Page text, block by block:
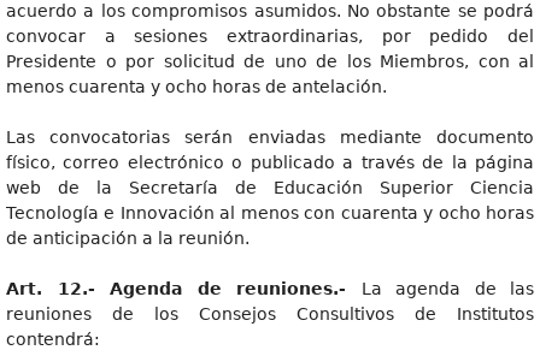
acuerdo a los compromisos asumidos. No obstante se podrá
convocar a sesiones extraordinarias, por pedido del
Presidente o por solicitud de uno de los Miembros, con al
menos cuarenta y ocho horas de antelación.
Las convocatorias serán enviadas mediante documento
físico, correo electrónico o publicado a través de la página
web de la Secretaría de Educación Superior Ciencia
Tecnología e Innovación al menos con cuarenta y ocho horas
de anticipación a la reunión.
Art. 12.- Agenda de reuniones.- La agenda de las
reuniones de los Consejos Consultivos de Institutos
contendrá: